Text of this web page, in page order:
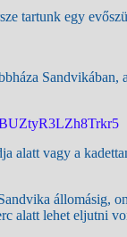
tartunk egy
Sandvikában,
alatt vagy a
állomásig,
alatt lehet eljutni